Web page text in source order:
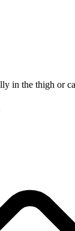
in the thigh or